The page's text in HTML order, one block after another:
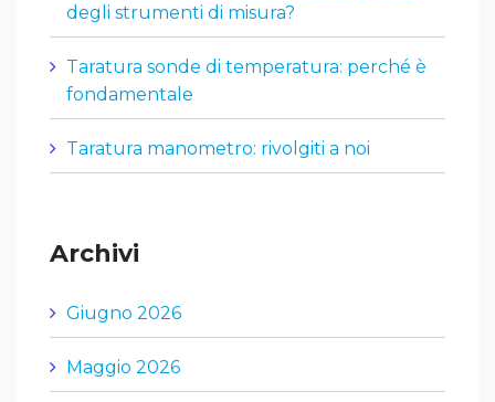
degli strumenti di misura?
Taratura sonde di temperatura: perché è
fondamentale
Taratura manometro: rivolgiti a noi
Archivi
Giugno 2026
Maggio 2026